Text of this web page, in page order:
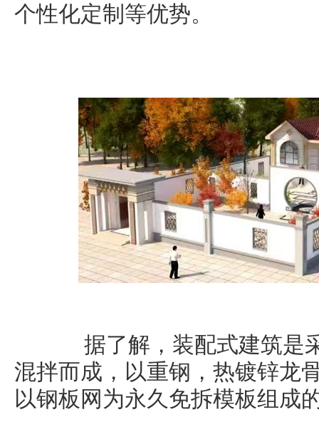
个性化定制等优势。
据了解，装配式建筑是
混拌而成，以重钢，热镀锌龙
以钢板网为永久免拆模板组成